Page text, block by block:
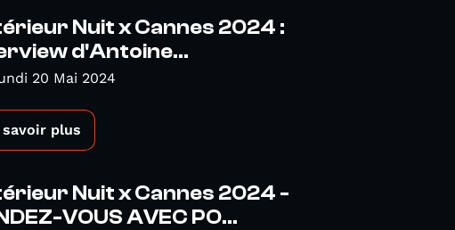
Nuit x Cannes 2024 :
d'Antoine...
20 Mai 2024
savoir plus
Nuit x Cannes 2024 -
VOUS AVEC PO...